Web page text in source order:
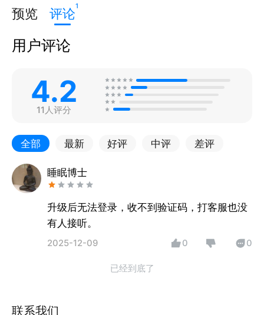
预览 评论1
用户评论
4.2
11人评分
全部 最新 好评 中评 差评
睡眠博士
升级后无法登录，收不到验证码，打客服也没
有人接听。
2025-12-09 0 0
已经到底了
联系我们